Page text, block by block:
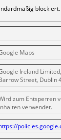
blockiert.
Maps
Ireland
Street, Dublin
zum Entsperren
verwendet.